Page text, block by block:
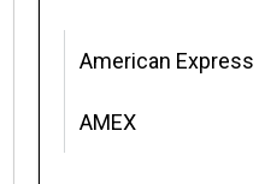
American Express
AMEX